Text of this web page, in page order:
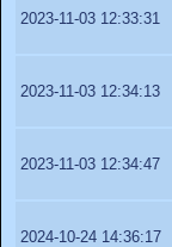
2023-11-03 12:33:31
2023-11-03 12:34:13
2023-11-03 12:34:47
2024-10-24 14:36:17